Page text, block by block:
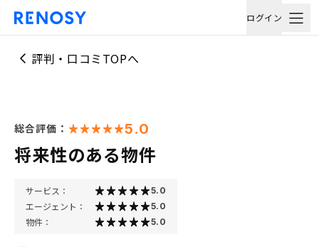
ログイン
評判・口コミTOPへ
総合評価： 5.0
将来性のある物件
サービス： 5.0
エージェント： 5.0
物件： 5.0